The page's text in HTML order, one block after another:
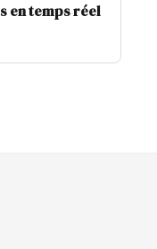
en temps réel